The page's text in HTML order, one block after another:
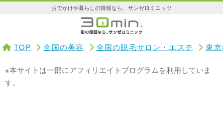
おでかけや暮らしの情報なら、サンゼロミニッツ
TOP 全国の美容 全国の脱毛サロン・エステ 東
※本サイトは一部にアフィリエイトプログラムを利用していま
す。